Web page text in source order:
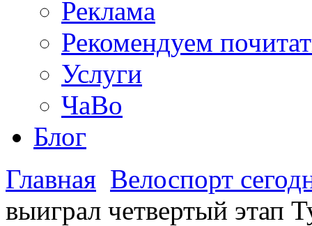
Реклама
Рекомендуем
Услуги
ЧаВо
Блог
Главная Велоспорт
выиграл четвертый этап